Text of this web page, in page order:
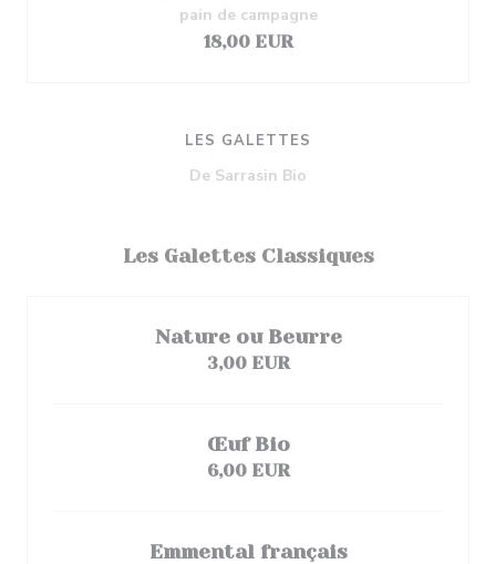
pain de campagne
18,00 EUR
LES GALETTES
De Sarrasin Bio
Les Galettes Classiques
Nature ou Beurre
3,00 EUR
Œuf Bio
6,00 EUR
Emmental français